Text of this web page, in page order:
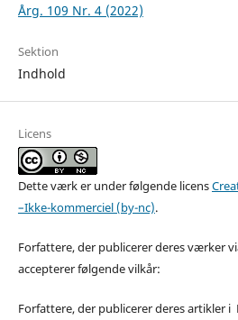
Årg. 109 Nr. 4 (2022)
Sektion
Indhold
Licens
Dette værk er under følgende licens
–Ikke-kommerciel (by-nc).
Forfattere, der publicerer deres værker
accepterer følgende vilkår:
Forfattere, der publicerer deres artikler i